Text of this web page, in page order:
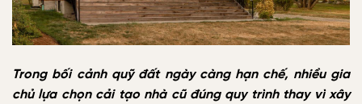
Trong bối cảnh quỹ đất ngày càng hạn chế, nhiều gia
chủ lựa chọn cải tạo nhà cũ đúng quy trình thay vì xây